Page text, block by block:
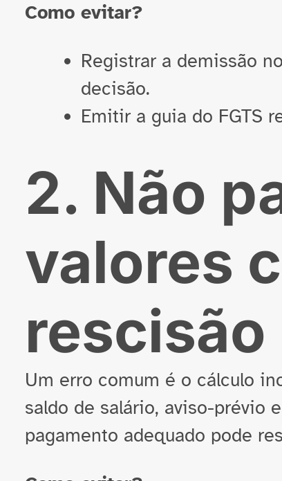
Como evitar?
Registrar a demissão no
decisão.
Emitir a guia do FGTS
2. Não
valores
rescisão
Um erro comum é o cálculo
saldo de salário, aviso-prévio
pagamento adequado pode